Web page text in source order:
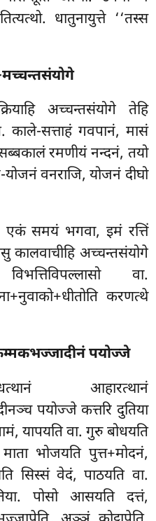
धातुनायुत्ते ‘‘तस्स
अच्चन्तसंयोगे तेहि
काले-सत्ताहं गवपानं, मासं
रमणीयं नन्दनं, तयो
वनराजि, योजनं दीघो
एकं समयं भगवा, इमं रत्तिं
कालवाचीहि अच्चन्तसंयोगे
वा.
करणत्थे
पयोज्जे
आहारत्थानं
पयोज्जे कत्तरि दुतिया
यापयति वा. गुरु बोधयति
भोजयति पुत्त+मोदनं,
सिस्सं वेदं, पाठयति वा.
पोसो आसयति दत्तं,